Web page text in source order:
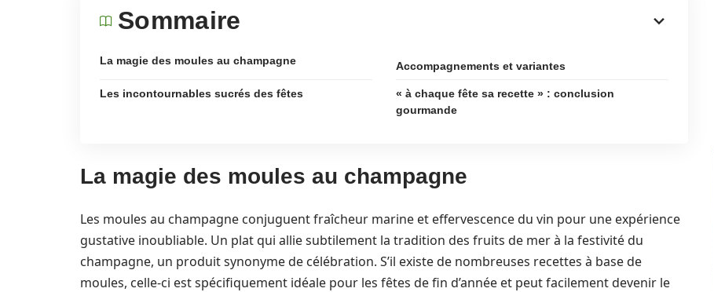
Sommaire
La magie des moules au champagne Accompagnements et variantes
Les incontournables sucrés des fêtes
« à chaque fête sa recette » : conclusion
gourmande
La magie des moules au champagne
Les moules au champagne conjuguent fraîcheur marine et effervescence du vin pour une expérience
gustative inoubliable. Un plat qui allie subtilement la tradition des fruits de mer à la festivité du
champagne, un produit synonyme de célébration. S’il existe de nombreuses recettes à base de
moules, celle-ci est spécifiquement idéale pour les fêtes de fin d’année et peut facilement devenir le